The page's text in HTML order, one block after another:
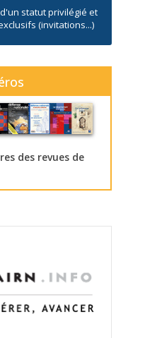
statut privilégié et
(invitations...)
des revues de